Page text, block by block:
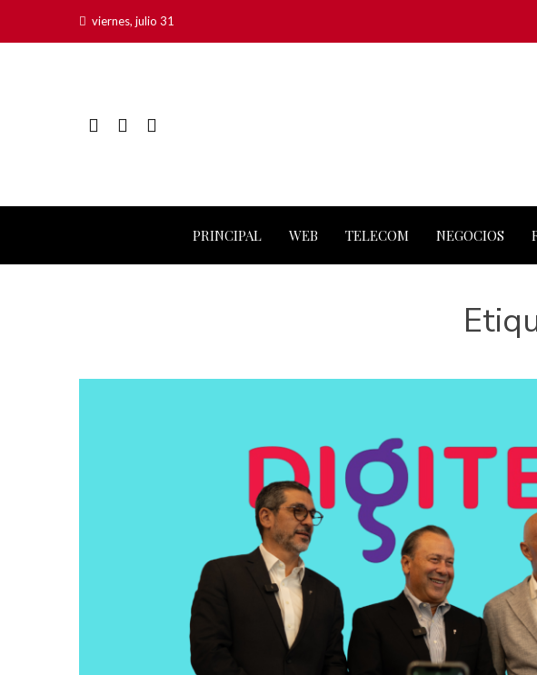
viernes, julio 31
PRINCIPAL WEB TELECOM NEGOCIOS